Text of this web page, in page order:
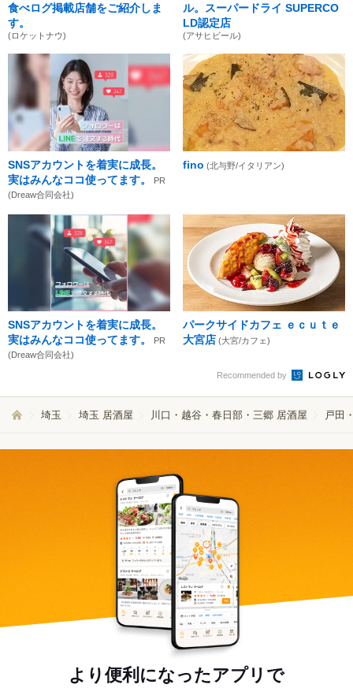
食べログ掲載店舗をご紹介しま
す。
(ロケットナウ)
ル。スーパードライ SUPERCO
LD認定店
(アサヒビール)
SNSアカウントを着実に成長。
実はみんなココ使ってます。
PR
(Dreaw合同会社)
fino (北与野/イタリアン)
SNSアカウントを着実に成長。
実はみんなココ使ってます。
PR
(Dreaw合同会社)
パークサイドカフェ ｅｃｕｔｅ
大宮店 (大宮/カフェ)
Recommended by
埼玉 埼玉 居酒屋 川口・越谷・春日部・三郷 居酒屋 戸田
より便利になったアプリで